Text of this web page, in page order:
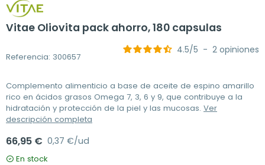
Vitae Oliovita pack ahorro, 180 capsulas
Referencia: 300657
4.5/5 - 2 opiniones
Complemento alimenticio a base de aceite de espino amarillo
rico en ácidos grasos Omega 7, 3, 6 y 9, que contribuye a la
hidratación y protección de la piel y las mucosas. Ver
descripción completa
66,95 € 0,37 €/ud
En stock